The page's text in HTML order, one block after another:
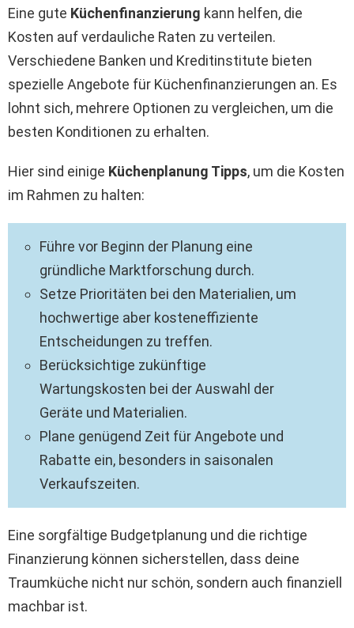
Eine gute Küchenfinanzierung kann helfen, die
Kosten auf verdauliche Raten zu verteilen.
Verschiedene Banken und Kreditinstitute bieten
spezielle Angebote für Küchenfinanzierungen an. Es
lohnt sich, mehrere Optionen zu vergleichen, um die
besten Konditionen zu erhalten.
Hier sind einige Küchenplanung Tipps, um die Kosten
im Rahmen zu halten:
Führe vor Beginn der Planung eine
gründliche Marktforschung durch.
Setze Prioritäten bei den Materialien, um
hochwertige aber kosteneffiziente
Entscheidungen zu treffen.
Berücksichtige zukünftige
Wartungskosten bei der Auswahl der
Geräte und Materialien.
Plane genügend Zeit für Angebote und
Rabatte ein, besonders in saisonalen
Verkaufszeiten.
Eine sorgfältige Budgetplanung und die richtige
Finanzierung können sicherstellen, dass deine
Traumküche nicht nur schön, sondern auch finanziell
machbar ist.